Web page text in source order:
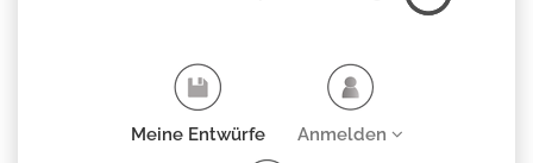
Meine Entwürfe Anmelden